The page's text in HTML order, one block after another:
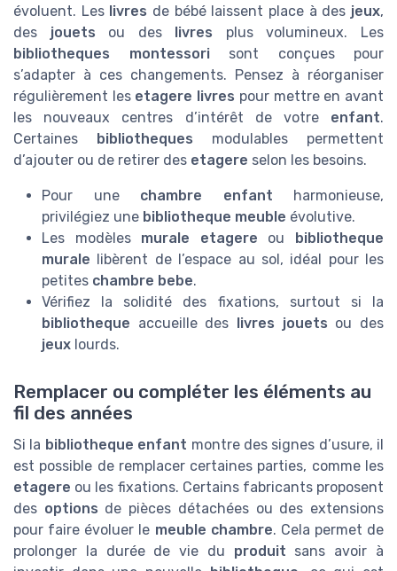
évoluent. Les livres de bébé laissent place à des jeux,
des jouets ou des livres plus volumineux. Les
bibliotheques montessorisont conçues pour
s’adapter à ces changements. Pensez à réorganiser
régulièrement les etagere livres pour mettre en avant
les nouveaux centres d’intérêt de votre enfant.
Certaines
bibliotheques modulables permettent
d’ajouter ou de retirer des etagere selon les besoins.
Pour une chambre enfant harmonieuse,
privilégiez une bibliotheque meuble évolutive.
Les modèles murale etagere ou
bibliotheque
murale libèrent de l’espace au sol, idéal pour les
petites chambre bebe.
Vérifiez la solidité des fixations, surtout si la
bibliotheque accueille des livres jouets ou des
jeux lourds.
Remplacer ou compléter les éléments au
fil des années
Si la bibliotheque enfant montre des signes d’usure, il
est possible de remplacer certaines parties, comme les
etagere ou les fixations. Certains fabricants proposent
des options de pièces détachées ou des extensions
pour faire évoluer le meuble chambre. Cela permet de
prolonger la durée de vie du produit sans avoir à